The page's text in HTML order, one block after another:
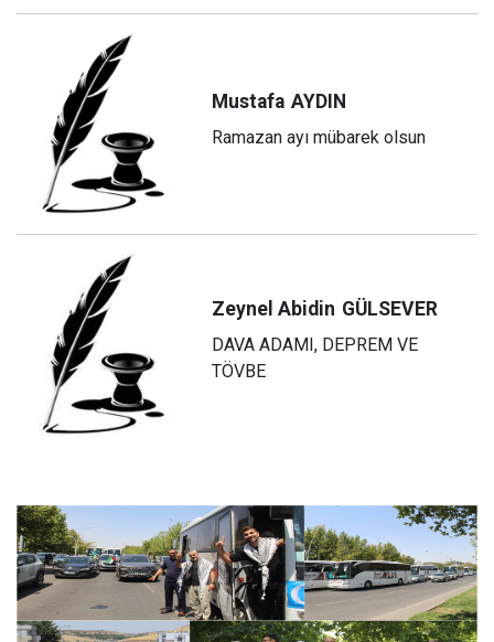
Mustafa AYDIN
Ramazan ayı mübarek olsun
Zeynel Abidin GÜLSEVER
DAVA ADAMI, DEPREM VE
TÖVBE